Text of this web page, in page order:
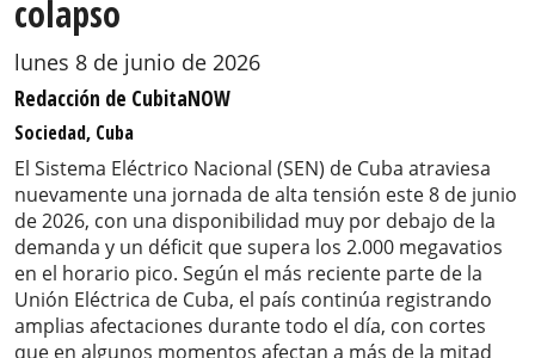
colapso
lunes 8 de junio de 2026
Redacción de CubitaNOW
Sociedad, Cuba
El Sistema Eléctrico Nacional (SEN) de Cuba atraviesa
nuevamente una jornada de alta tensión este 8 de junio
de 2026, con una disponibilidad muy por debajo de la
demanda y un déficit que supera los 2.000 megavatios
en el horario pico. Según el más reciente parte de la
Unión Eléctrica de Cuba, el país continúa registrando
amplias afectaciones durante todo el día, con cortes
que en algunos momentos afectan a más de la mitad